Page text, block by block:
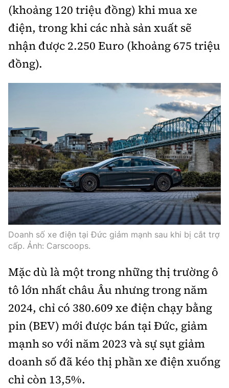
Tòa soạn: Số 2 Nguyễn Công Hoan, phường Giảng Võ,
Hotline: 0967 376 459;
Liên hệ quảng cáo phát hành: 0915.057.282
Email:
bandoc@baoxaydung.vn
Thông tin tòa soạn
(khoảng 120 triệu đồng) khi mua xe
điện, trong khi các nhà sản xuất sẽ
nhận được 2.250 Euro (khoảng 675 triệu
đồng).
Doanh số xe điện tại Đức giảm mạnh sau khi bị cắt trợ
cấp. Ảnh: Carscoops.
Mặc dù là một trong những thị trường ô
tô lớn nhất châu Âu nhưng trong năm
2024, chỉ có 380.609 xe điện chạy bằng
pin (BEV) mới được bán tại Đức, giảm
mạnh so với năm 2023 và sự sụt giảm
doanh số đã kéo thị phần xe điện xuống
chỉ còn 13,5%.